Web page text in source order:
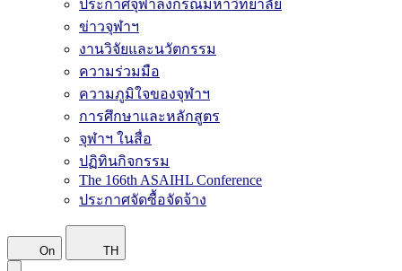
ประกาศจุฬาลงกรณ์มหาวิทยาลัย
ข่าวจุฬาฯ
งานวิจัยและนวัตกรรม
ความร่วมมือ
ความภูมิใจของจุฬาฯ
การศึกษาและหลักสูตร
จุฬาฯ ในสื่อ
ปฏิทินกิจกรรม
The 166th ASAIHL Conference
ประกาศจัดซื้อจัดจ้าง
On TH